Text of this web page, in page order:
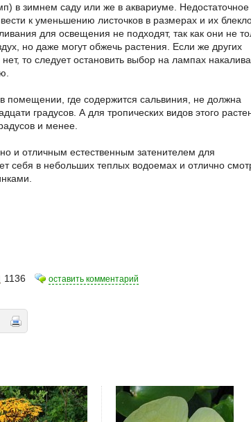
в зимнем саду или же в аквариуме. Недостаточное
к уменьшению листочков в размерах и их
для освещения не подходят, так как они не
но даже могут обжечь растения. Если же других
то следует остановить выбор на лампах
помещении, где содержится сальвиния, не должна
градусов. А для тропических видов этого
и менее.
и отличным естественным затенителем для
себя в небольших теплых водоемах и отлично
1136 оставить комментарий